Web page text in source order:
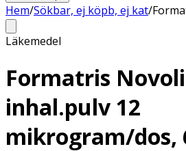
Hem/Sökbar, ej köpb, ej kat/
Läkemedel
Formatris
inhal.pulv 12
mikrogram/dos,